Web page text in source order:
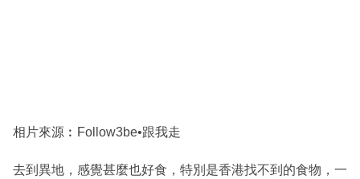
相片來源︰Follow3be•跟我走
去到異地，感覺甚麼也好食，特別是香港找不到的食物，一